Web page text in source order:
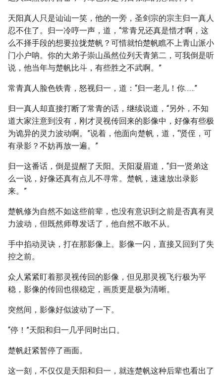
天阳真人只是讪讪一笑，他的一旁，圣剑宗的宗主归一真人
忍不住了。归一冷哼一声，道，“常青兄还真是惜才啊，这
么不择手段的想要拉拢楚帆？可惜就怕楚帆瞧不上青山派小
门小户呐。你的大弟子崇山虽然位列天青第二，可我倒是听
说，他当年与楚帆比斗，有些胜之不武啊。”
常青真人脸色铁青，怒视归一，道：“归一老儿！你……”
归一真人却直接打断了常青的话，继续说道，“另外，不知
道大家注意到没有，刚才灵视传回来的影像中，好像有些极
为诡异的灵力波动啊。”说着，他面向楚帆，道，“贤侄，可
有录影？不妨再放一遍。”
归一这番话，倒是提醒了天阳。天阳凝眉道，“归一贤弟这
么一说，好像还真有点儿不寻常。楚帆，速速放出录影
来。”
楚帆修为自然不如这些前辈，也没有意识到之前是否真有灵
力波动，但既然师尊发话了，他自然不敢不从。
手中掐动灵诀，打在那影像上。影像一闪，直接又回到了失
控之前。
众人紧紧盯着那灵视传回的影像，但见那灵视飞行极为平
稳，影像的传回也很稳定，画质更是极为清晰。
突然间，影像好似波动了一下。
“停！”天阳和归一几乎同时出口。
楚帆赶紧暂停了画面。
这一刻，不仅仅是天阳和归一，就连楚帆这种后辈也看出了